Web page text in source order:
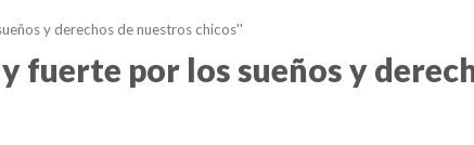
y derechos de nuestros chicos''
fuerte por los sueños y